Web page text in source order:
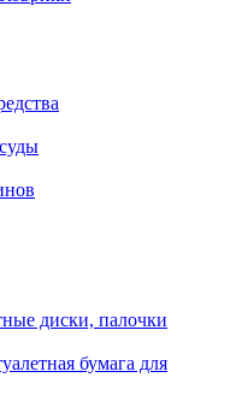
диски, палочки
бумага для